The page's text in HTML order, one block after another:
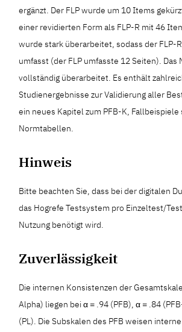
ergänzt. Der FLP wurde um 10 Items
einer revidierten Form als FLP-R mit 46
wurde stark überarbeitet, sodass der FLP-
umfasst (der FLP umfasste 12 Seiten). Das
vollständig überarbeitet. Es enthält
Studienergebnisse zur Validierung aller
ein neues Kapitel zum PFB-K, Fallbeispiele
Normtabellen.
Hinweis
Bitte beachten Sie, dass bei der digitalen
das Hogrefe Testsystem pro Einzeltest/
Nutzung benötigt wird.
Zuverlässigkeit
Die internen Konsistenzen der
Alpha) liegen bei α = .94 (PFB), α = .84
(PL). Die Subskalen des PFB weisen